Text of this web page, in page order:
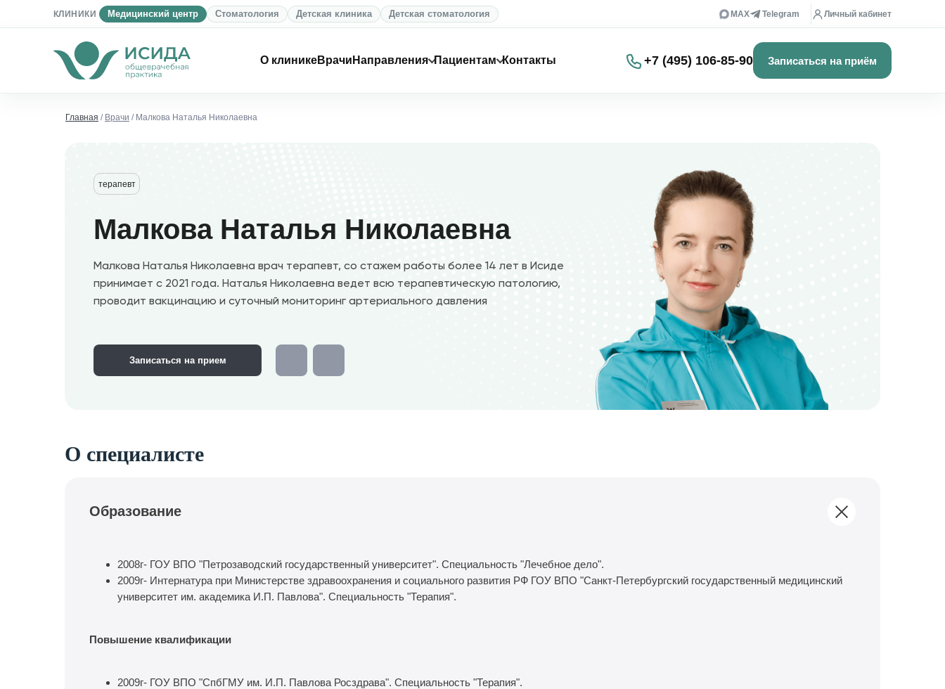
КЛИНИКИ Медицинский центр Стоматология Детская клиника Детская стоматология MAX Telegram Личный кабинет
О клиникеВрачи Направления Пациентам Контакты +7 (495) 106-85-90 Записаться на приём
Главная / Врачи / Малкова Наталья Николаевна
терапевт
Малкова Наталья Николаевна
Записаться на прием
Малкова Наталья Николаевна врач терапевт, со стажем работы более 14 лет в Исиде
принимает с 2021 года. Наталья Николаевна ведет всю терапевтическую патологию,
проводит вакцинацию и суточный мониторинг артериального давления
О специалисте
Образование
2008г- ГОУ ВПО "Петрозаводский государственный университет". Специальность "Лечебное дело".
2009г- Интернатура при Министерстве здравоохранения и социального развития РФ ГОУ ВПО "Санкт-Петербургский государственный медицинский
университет им. академика И.П. Павлова". Специальность "Терапия".
Повышение квалификации
2009г- ГОУ ВПО "СпбГМУ им. И.П. Павлова Росздрава". Специальность "Терапия".